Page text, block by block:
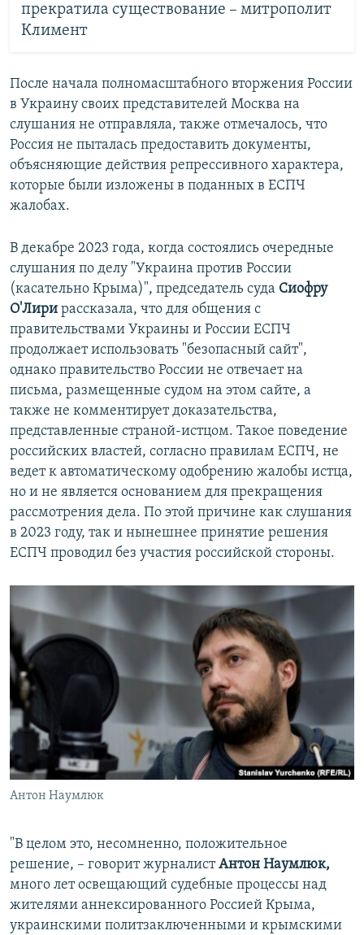
прекратила существование – митрополит
Климент
После начала полномасштабного вторжения России
в Украину своих представителей Москва на
слушания не отправляла, также отмечалось, что
Россия не пыталась предоставить документы,
объясняющие действия репрессивного характера,
которые были изложены в поданных в ЕСПЧ
жалобах.
В декабре 2023 года, когда состоялись очередные
слушания по делу "Украина против России
(касательно Крыма)", председатель суда Сиофру
О'Лири рассказала, что для общения с
правительствами Украины и России ЕСПЧ
продолжает использовать "безопасный сайт",
однако правительство России не отвечает на
письма, размещенные судом на этом сайте, а
также не комментирует доказательства,
представленные страной-истцом. Такое поведение
российских властей, согласно правилам ЕСПЧ, не
ведет к автоматическому одобрению жалобы истца,
но и не является основанием для прекращения
рассмотрения дела. По этой причине как слушания
в 2023 году, так и нынешнее принятие решения
ЕСПЧ проводил без участия российской стороны.
Антон Наумлюк
"В целом это, несомненно, положительное
решение, – говорит журналистАнтон Наумлюк,
много лет освещающий судебные процессы над
жителями аннексированного Россией Крыма,
украинскими политзаключенными и крымскими